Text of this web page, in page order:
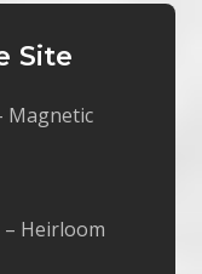
Site
Magnetic
– Heirloom